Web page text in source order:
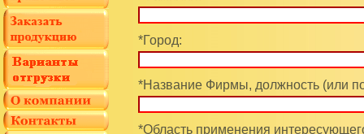
*Город:
*Название Фирмы, должность (или
*Область применения